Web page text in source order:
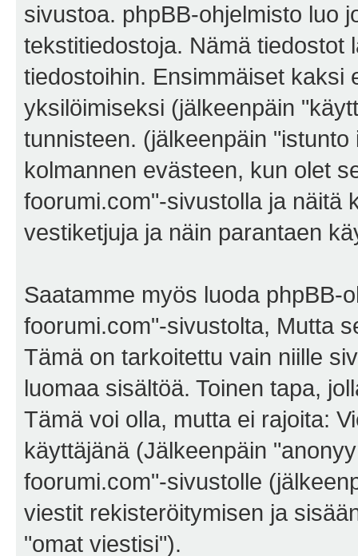
sivustoa. phpBB-ohjelmisto luo
tekstitiedostoja. Nämä tiedostot
tiedostoihin. Ensimmäiset kaksi
yksilöimiseksi (jälkeenpäin
tunnisteen. (jälkeenpäin
kolmannen evästeen, kun olet
foorumi.com"-sivustolla ja näitä
vestiketjuja ja näin parantaen
Saatamme myös luoda phpBB-
foorumi.com"-sivustolta, Mutta
Tämä on tarkoitettu vain niille
luomaa sisältöä. Toinen tapa,
Tämä voi olla, mutta ei rajoita:
käyttäjänä (Jälkeenpäin
foorumi.com"-sivustolle
viestit rekisteröitymisen ja
"omat viestisi").